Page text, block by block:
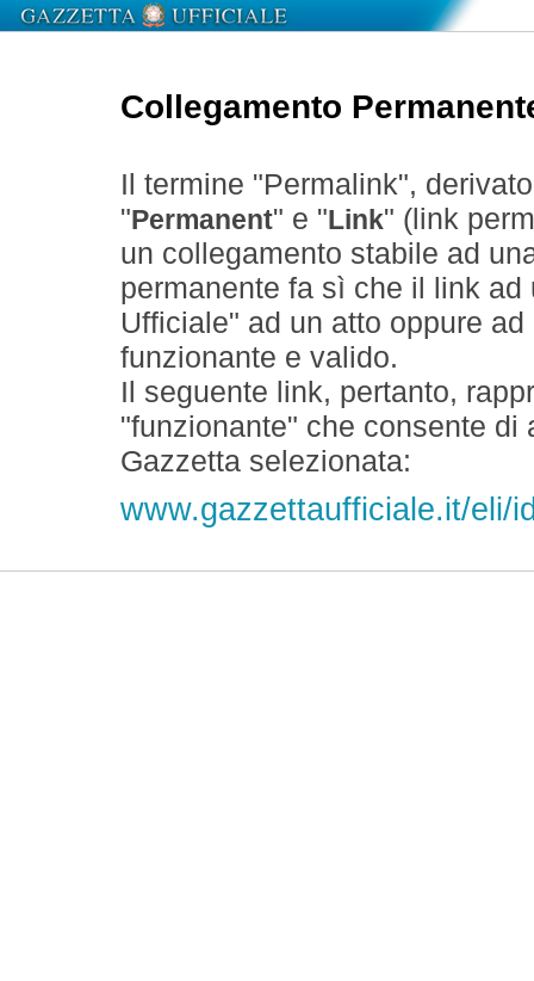
Collegamento
Il termine "Permalink",
" Permanent" e " Link" (link
un collegamento stabile ad
permanente fa sì che il link
Ufficiale" ad un atto oppure
funzionante e valido.
Il seguente link, pertanto,
"funzionante" che consente
Gazzetta selezionata:
www.gazzettaufficiale.it/eli/